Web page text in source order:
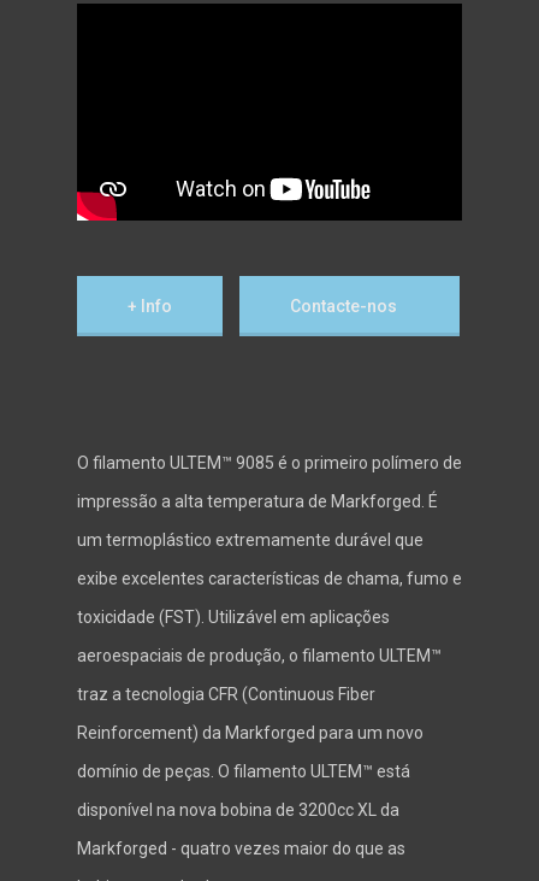
+ Info Contacte-nos
O filamento ULTEM™ 9085 é o primeiro polímero de
impressão a alta temperatura de Markforged. É
um termoplástico extremamente durável que
exibe excelentes características de chama, fumo e
toxicidade (FST). Utilizável em aplicações
aeroespaciais de produção, o filamento ULTEM™
traz a tecnologia CFR (Continuous Fiber
Reinforcement) da Markforged para um novo
domínio de peças. O filamento ULTEM™ está
disponível na nova bobina de 3200cc XL da
Markforged - quatro vezes maior do que as